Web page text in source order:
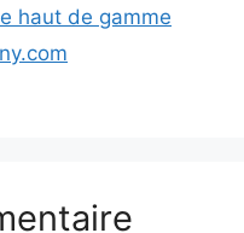
haut de gamme